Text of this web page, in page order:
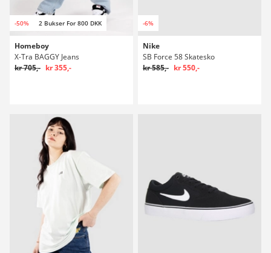
-50% 2 Bukser For 800 DKK
Homeboy
X-Tra BAGGY Jeans
kr 705,- kr 355,-
-6%
Nike
SB Force 58 Skatesko
kr 585,- kr 550,-